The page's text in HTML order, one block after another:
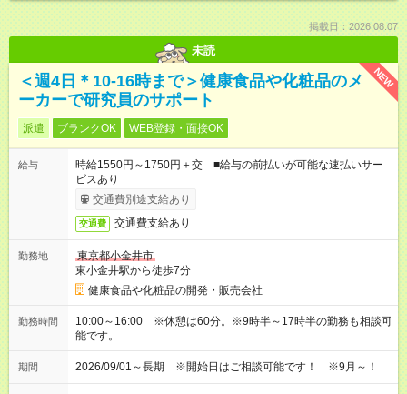
掲載日：2026.08.07
未読
NEW
＜週4日＊10-16時まで＞健康食品や化粧品のメ
ーカーで研究員のサポート
派遣 ブランクOK WEB登録・面接OK
給与
時給1550円～1750円＋交 ■給与の前払いが可能な速払いサー
ビスあり
交通費別途支給あり
交通費 交通費支給あり
勤務地
東京都小金井市
東小金井駅から徒歩7分
健康食品や化粧品の開発・販売会社
勤務時間
10:00～16:00 ※休憩は60分。※9時半～17時半の勤務も相談可
能です。
期間 2026/09/01～長期 ※開始日はご相談可能です！ ※9月～！